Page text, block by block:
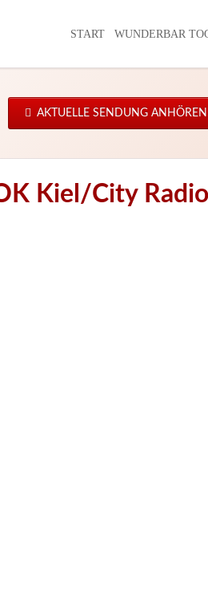
START WUNDERBAR
AKTUELLE SENDUNG
Kiel/City